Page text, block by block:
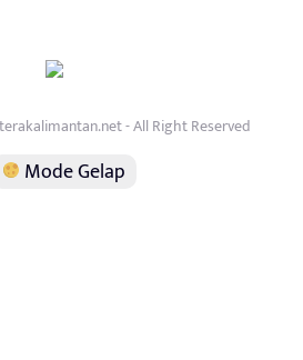
- All Right Reserved
Mode Gelap